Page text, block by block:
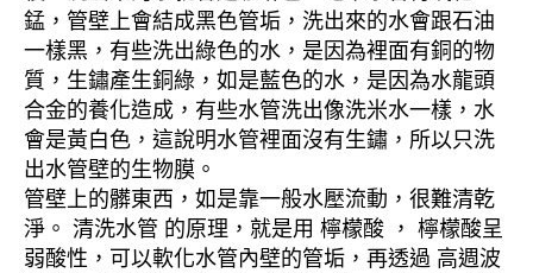
錳，管壁上會結成黑色管垢，洗出來的水會跟石油
一樣黑，有些洗出綠色的水，是因為裡面有銅的物
質，生鏽產生銅綠，如是藍色的水，是因為水龍頭
合金的養化造成，有些水管洗出像洗米水一樣，水
會是黃白色，這說明水管裡面沒有生鏽，所以只洗
出水管壁的生物膜。
管壁上的髒東西，如是靠一般水壓流動，很難清乾
淨。 清洗水管 的原理，就是用 檸檬酸 ， 檸檬酸呈
弱酸性，可以軟化水管內壁的管垢，再透過 高週波